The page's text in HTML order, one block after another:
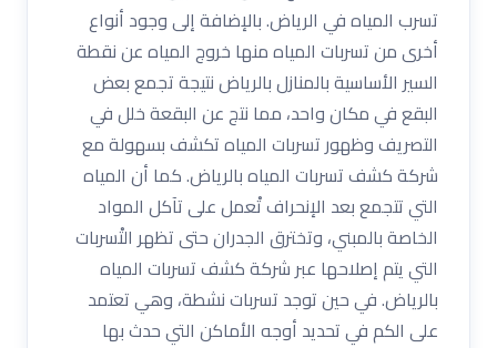
تسرب المياه في الرياض. بالإضافة إلى وجود أنواع
أخرى من تسربات المياه منها خروج المياه عن نقطة
السير الأساسية بالمنازل بالرياض نتيجة تجمع بعض
البقع في مكان واحد، مما نتج عن البقعة خلل في
التصريف وظهور تسربات المياه تكشف بسهولة مع
شركة كشف تسربات المياه بالرياض. كما أن المياه
التي تتجمع بعد الإنحراف تْعمل على تآكل المواد
الخاصة بالمبني، وتخترق الجدران حتى تظهر التْسربات
التي يتم إصلاحها عبر شركة كشف تسربات المياه
بالرياض. في حين توجد تسربات نشطة، وهي تعتمد
على الكم في تحديد أوجه الأماكن التي حدث بها